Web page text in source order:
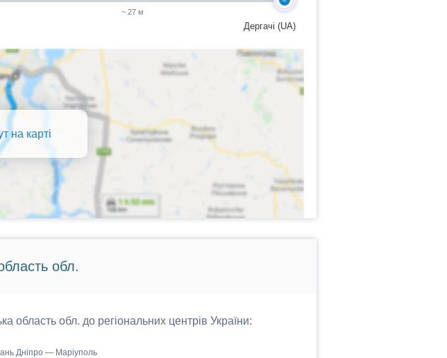
~ 27 м
Дергачі (UA)
на карті
обл.
область обл. до регіональних центрів України:
Дніпро — Маріуполь